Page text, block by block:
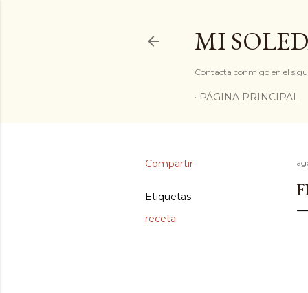
MI
Contacta conmigo en el
PÁGINA PRINCIPAL
Compartir
Etiquetas
receta